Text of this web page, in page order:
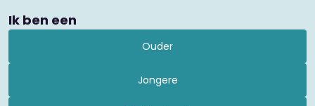
Ik ben een
Ouder
Jongere